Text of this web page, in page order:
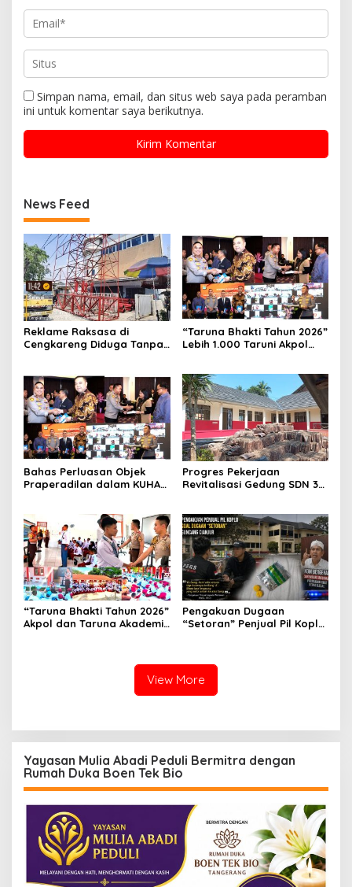
Simpan nama, email, dan situs web saya pada peramban
ini untuk komentar saya berikutnya.
News Feed
Reklame Raksasa di
Cengkareng Diduga Tanpa
Identitas Petugas Tak
Dikenali
“Taruna Bhakti Tahun 2026”
Lebih 1.000 Taruni Akpol
Rakyat
Bahas Perluasan Objek
Praperadilan dalam KUHAP
Progres Pekerjaan
Revitalisasi Gedung SDN 3
“Taruna Bhakti Tahun 2026”
Akpol dan Taruna Akademi
Pengakuan Dugaan
“Setoran” Penjual Pil Koplo
Ketegasan Polda Jabar
View More
Yayasan Mulia Abadi Peduli Bermitra dengan
Rumah Duka Boen Tek Bio